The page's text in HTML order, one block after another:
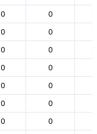
0 0
0 0
0 0
0 0
0 0
0 0
0 0